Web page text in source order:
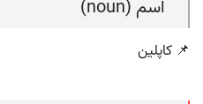
اسم (noun)
📌 کاپلین